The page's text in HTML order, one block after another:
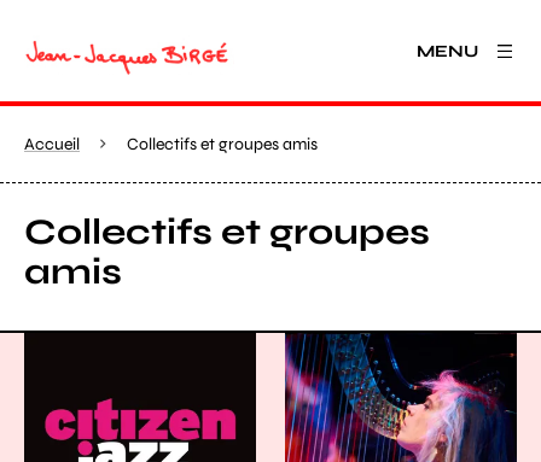
MENU
Accueil Collectifs et groupes amis
Collectifs et groupes
amis